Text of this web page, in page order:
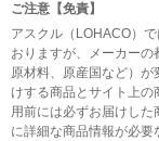
ご注意【免責】
アスクル（LOHACO）
おりますが、メーカーの
原材料、原産国など）
けする商品とサイト上
用前には必ずお届けし
に詳細な商品情報が必要